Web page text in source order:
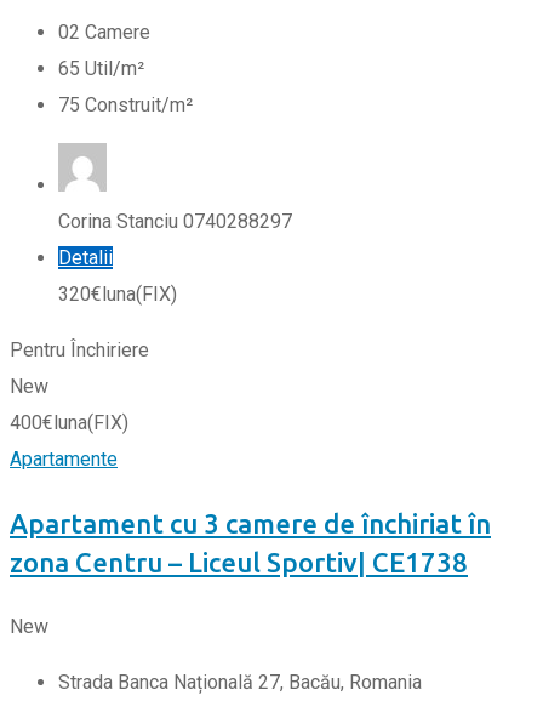
02 Camere
65 Util/m²
75 Construit/m²
Corina Stanciu 0740288297
Detalii
320€luna(FIX)
Pentru Închiriere
New
400€luna(FIX)
Apartamente
Apartament cu 3 camere de închiriat în
zona Centru – Liceul Sportiv| CE1738
New
Strada Banca Națională 27, Bacău, Romania